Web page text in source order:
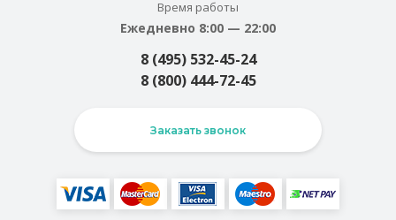
Время работы
Ежедневно 8:00 — 22:00
8 (495) 532-45-24
8 (800) 444-72-45
Заказать звонок